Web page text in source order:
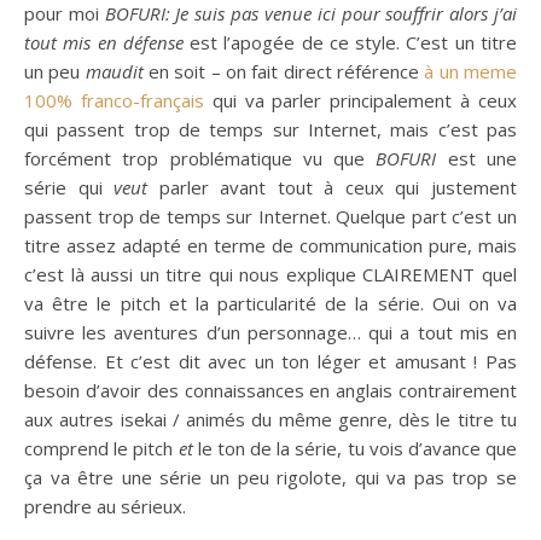
pour moi BOFURI: Je suis pas venue ici pour souffrir alors j’ai
tout mis en défenseest l’apogée de ce style. C’est un titre
un peu mauditen soit – on fait direct référenceà un meme
100% franco-français qui va parler principalement à ceux
qui passent trop de temps sur Internet, mais c’est pas
forcément trop problématique vu queBOFURI est une
série quiveutparler avant tout à ceux qui justement
passent trop de temps sur Internet. Quelque part c’est un
titre assez adapté en terme de communication pure, mais
c’est là aussi un titre qui nous explique CLAIREMENT quel
va être le pitch et la particularité de la série. Oui on va
suivre les aventures d’un personnage… qui a tout mis en
défense. Et c’est dit avec un ton léger et amusant ! Pas
besoin d’avoir des connaissances en anglais contrairement
aux autres isekai / animés du même genre, dès le titre tu
comprend le pitch etle ton de la série, tu vois d’avance que
ça va être une série un peu rigolote, qui va pas trop se
prendre au sérieux.